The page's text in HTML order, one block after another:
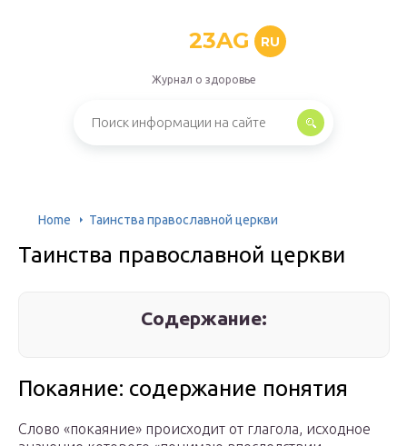
23AG RU
Журнал о здоровье
Home Таинства православной церкви
Таинства православной церкви
Содержание:
Покаяние: содержание понятия
Слово «покаяние» происходит от глагола, исходное